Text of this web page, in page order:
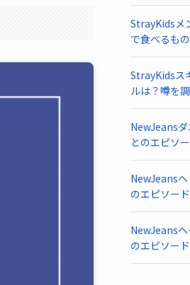
StrayKidsメ
で食べるも
StrayKidsス
ルは？噂を
NewJeans
とのエピソ
NewJeans
のエピソー
NewJeans
のエピソー